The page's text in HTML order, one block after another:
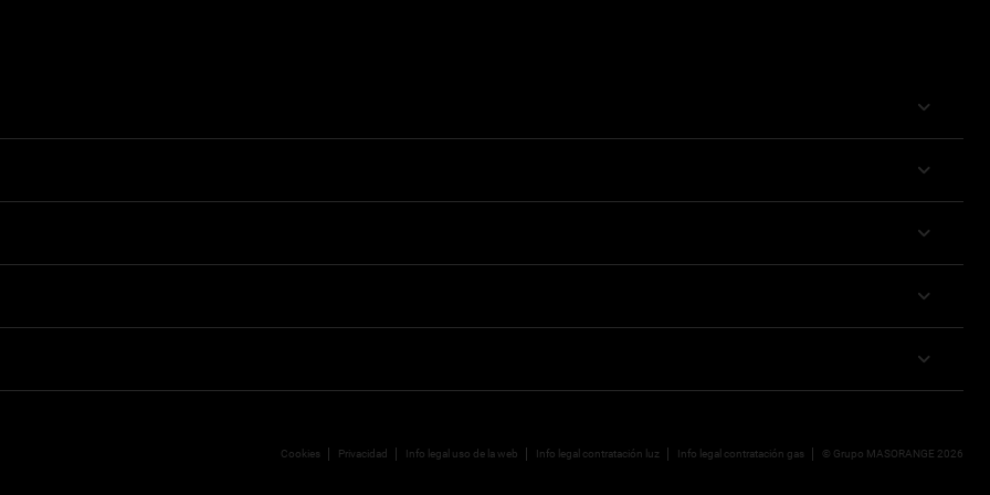
Cookies Privacidad Info legal uso de la web Info legal contratación luz Info legal contratación gas © Grupo MASORANGE 2026